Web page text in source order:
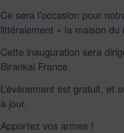
Ce sera l’occasion pour
littéralement « la maison
Cette inauguration sera
Birankai France.
L’évènement est gratuit, et
à jour.
Apportez vos armes !